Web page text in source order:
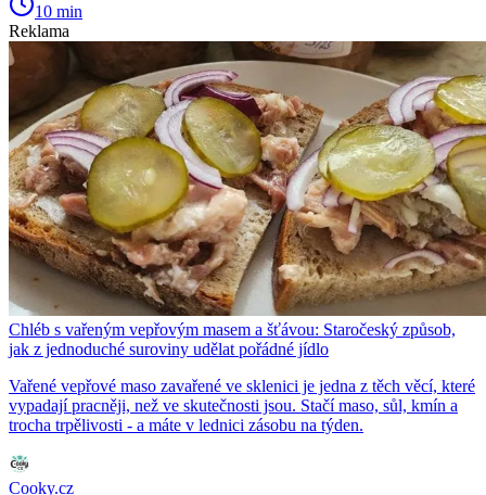
10 min
Reklama
Chléb s vařeným vepřovým masem a šťávou: Staročeský způsob,
jak z jednoduché suroviny udělat pořádné jídlo
Vařené vepřové maso zavařené ve sklenici je jedna z těch věcí, které
vypadají pracněji, než ve skutečnosti jsou. Stačí maso, sůl, kmín a
trocha trpělivosti - a máte v lednici zásobu na týden.
Cooky.cz